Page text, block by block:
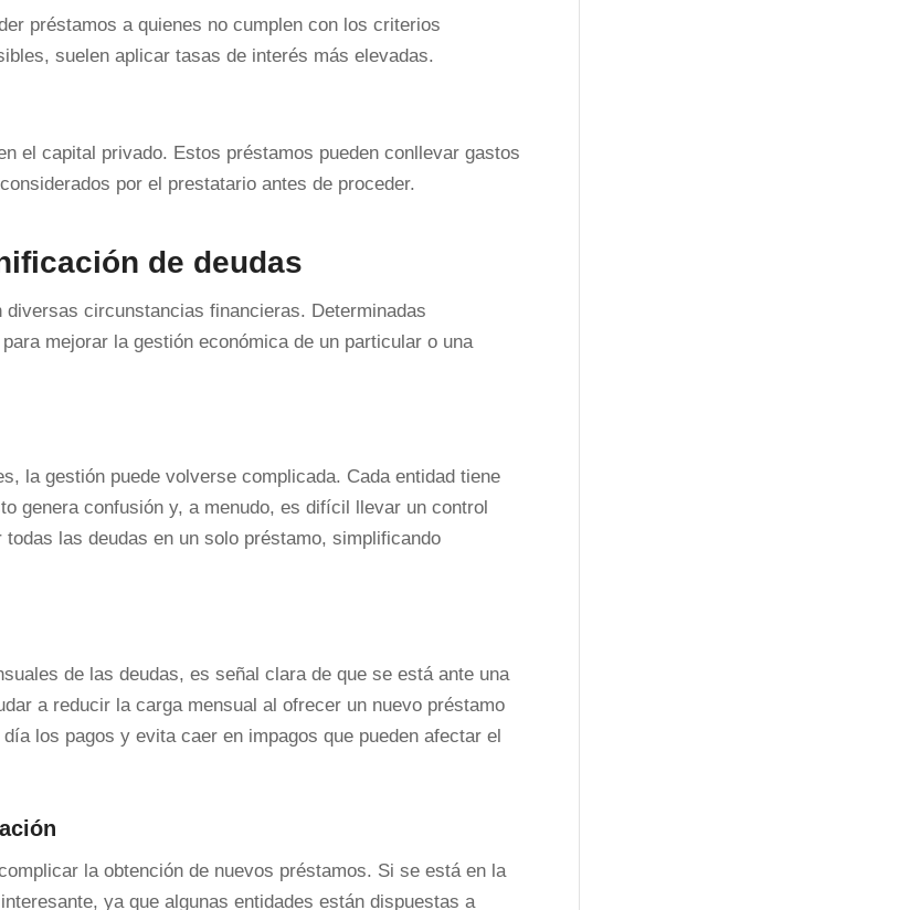
préstamos a quienes no cumplen con los criterios
suelen aplicar tasas de interés más elevadas.
el capital privado. Estos préstamos pueden conllevar gastos
por el prestatario antes de proceder.
de deudas
circunstancias financieras. Determinadas
mejorar la gestión económica de un particular o una
la gestión puede volverse complicada. Cada entidad tiene
genera confusión y, a menudo, es difícil llevar un control
las deudas en un solo préstamo, simplificando
de las deudas, es señal clara de que se está ante una
a reducir la carga mensual al ofrecer un nuevo préstamo
los pagos y evita caer en impagos que pueden afectar el
la obtención de nuevos préstamos. Si se está en la
ya que algunas entidades están dispuestas a